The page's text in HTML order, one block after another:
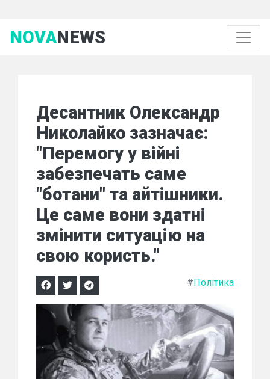
NOVANEWS
Десантник Олександр
Николайко зазначає:
"Перемогу у війні
забезпечать саме
"ботани" та айтішники.
Це саме вони здатні
змінити ситуацію на
свою користь."
#Політика